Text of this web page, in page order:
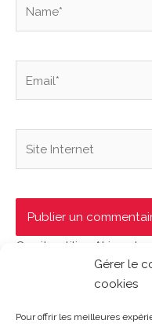
Gérer le
cookies
Pour offrir les meilleures
Internet
Ce site utilise Akismet
savoir plus sur la
commentaires sont